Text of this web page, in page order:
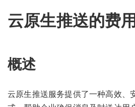
云原生推送的费
概述
云原生推送服务提供了一种高效、